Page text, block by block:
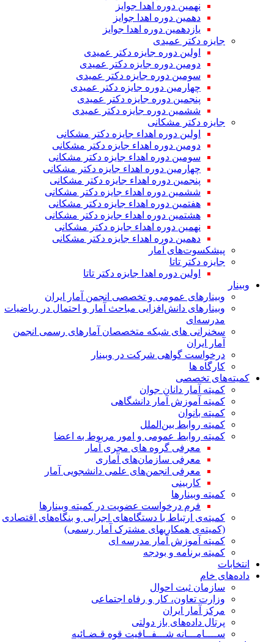
نهمین دوره اهدا جوایز
دهمین دوره اهدا جوایز
یازدهمین دوره اهدا جوایز
جایزه دکتر عمیدی
اولین دوره جایزه دکتر عمیدی
دومین دوره جایزه دکتر عمیدی
سومین دوره جایزه دکتر عمیدی
چهارمین دوره جایزه دکتر عمیدی
پنجمین دوره جایزه دکتر عمیدی
ششمین دوره جایزه دکتر عمیدی
جایزه دکتر مشکانی
اولین دوره اهداء جایزه دکتر مشکانی
دومین دوره اهداء جایزه دکتر مشکانی
سومین دوره اهداء جایزه دکتر مشکانی
چهارمین دوره اهداء جایزه دکتر مشکانی
پنجمین دوره اهداء جایزه دکتر مشکانی
ششمین دوره اهداء جایزه دکتر مشکانی
هفتمین دوره اهداء جایزه دکتر مشکانی
هشتمین دوره اهداء جایزه دکتر مشکانی
نهمین دوره اهداء جایزه دکتر مشکانی
دهمین دوره اهداء جایزه دکتر مشکانی
پیشکسوت‌های آمار
جایزه دکتر تاتا
اولین دوره اهدا جایزه دکتر تاتا
وبینار
وبینارهای عمومی و تخصصی انجمن آمار ایران
وبینارهای دانش‌افزایی مباحث آمار و احتمال در ریاضیات
مدرسه‌ای
سخنرانی های شبکه متخصصان آمارهای رسمی انجمن
آمار ایران
درخواست گواهی شرکت در وبینار
کارگاه ها
کمیته‌های تخصصی
کمیته آمار دانان جوان
کمیته آموزش آمار دانشگاهی
کمیته بانوان
کمیته روابط بین‌الملل
کمیته روابط عمومی و امور مربوط به اعضا
معرفی گروه های مجری آمار
معرفی سازمان‌های آماری
معرفی انجمن‌های علمی دانشجویی آمار
کاربینی
کمیته وبینارها
فرم درخواست عضویت در کمیته وبینارها
کمیته‌ی ارتباط با دستگاه‌های اجرایی و بنگاه‌های اقتصادی
(کمیته‌ی همکاریهای مشترک آمار رسمی)
کمیته آموزش آمار مدرسه ای
کمیته برنامه و بودجه
انتخابات
داده‌های خام
سازمان ثبت احوال
وزارت تعاون، کار و رفاه اجتماعی
مرکز آمار ایران
پرتال داده‌های باز دولتی
ســــامـــانه شـــفــافیت قوه قـضـائیه